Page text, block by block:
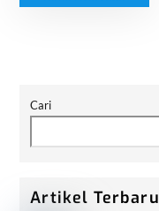
Cari
Artikel Terbaru